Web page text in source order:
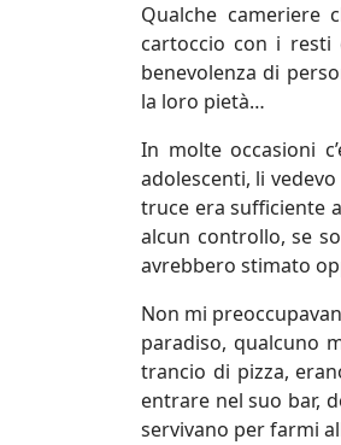
Qualche cameriere
cartoccio con i resti
benevolenza di
la loro pietà…
In molte occasioni
adolescenti, li
truce era sufficiente
alcun controllo, se
avrebbero stimato
Non mi
paradiso, qualcuno
trancio di pizza,
entrare nel suo bar,
servivano per farmi